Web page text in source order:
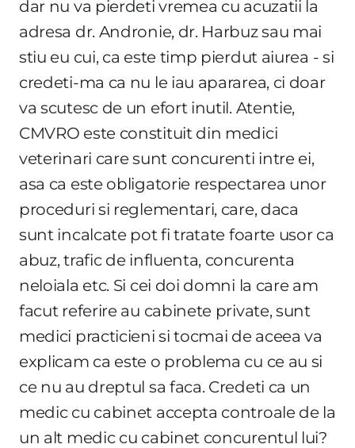
dar nu va pierdeti vremea cu acuzatii la
adresa dr. Andronie, dr. Harbuz sau mai
stiu eu cui, ca este timp pierdut aiurea - si
credeti-ma ca nu le iau apararea, ci doar
va scutesc de un efort inutil. Atentie,
CMVRO este constituit din medici
veterinari care sunt concurenti intre ei,
asa ca este obligatorie respectarea unor
proceduri si reglementari, care, daca
sunt incalcate pot fi tratate foarte usor ca
abuz, trafic de influenta, concurenta
neloiala etc. Si cei doi domni la care am
facut referire au cabinete private, sunt
medici practicieni si tocmai de aceea va
explicam ca este o problema cu ce au si
ce nu au dreptul sa faca. Credeti ca un
medic cu cabinet accepta controale de la
un alt medic cu cabinet concurentul lui?